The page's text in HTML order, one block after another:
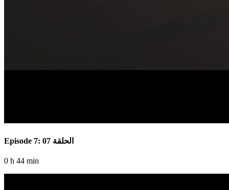
Episode 7: الحلقة 07
0 h 44 min